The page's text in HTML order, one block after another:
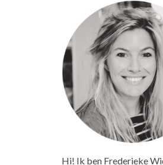
Hi! Ik ben Frederieke